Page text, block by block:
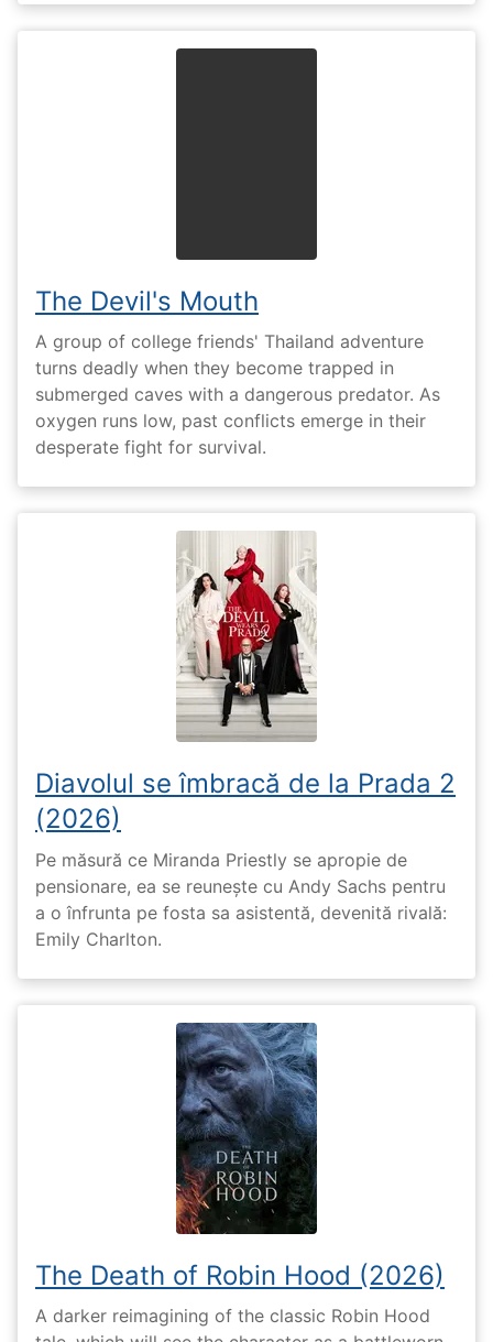
The Devil's Mouth
A group of college friends' Thailand adventure
turns deadly when they become trapped in
submerged caves with a dangerous predator. As
oxygen runs low, past conflicts emerge in their
desperate fight for survival.
Diavolul se îmbracă de la Prada 2
(2026)
Pe măsură ce Miranda Priestly se apropie de
pensionare, ea se reunește cu Andy Sachs pentru
a o înfrunta pe fosta sa asistentă, devenită rivală:
Emily Charlton.
The Death of Robin Hood (2026)
A darker reimagining of the classic Robin Hood